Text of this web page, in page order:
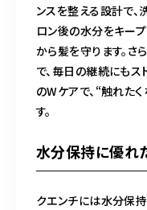
ンスを整える設計で
ロン後の水分をキー
から髪を守ります。さ
で、毎日の継続にもス
のWケアで、“触れた
す。
水分保持に優れ
クエンチには水分保